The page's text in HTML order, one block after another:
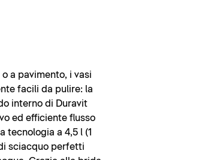
a pavimento, i vasi
facili da pulire: la
interno di Duravit
ed efficiente flusso
tecnologia a 4,5 l (1
sciacquo perfetti